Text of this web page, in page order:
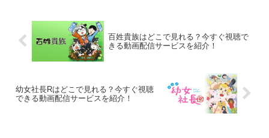
百姓貴族はどこで見れる？今すぐ視聴で
きる動画配信サービスを紹介！
幼女社長Rはどこで見れる？今すぐ視聴
できる動画配信サービスを紹介！